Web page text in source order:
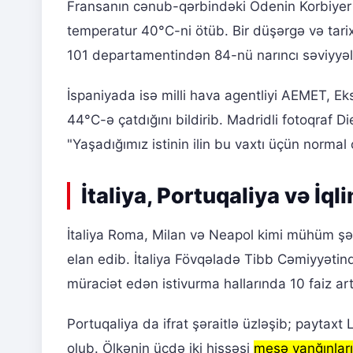
Fransanın cənub-qərbindəki Odenin
temperatur 40°C-ni ötüb. Bir düşərgə və
101 departamentindən 84-nü narıncı
İspaniyada isə milli hava agentliyi AEMET,
44°C-ə çatdığını bildirib. Madridli fotoqraf
"Yaşadığımız istinin ilin bu vaxtı üçün
İtaliya, Portuqaliya və
İtaliya Roma, Milan və Neapol kimi mühüm
elan edib. İtaliya Fövqəladə Tibb
müraciət edən istivurma hallarında 10 faiz
Portuqaliya da ifrat şəraitlə üzləşib; paytaxt
olub. Ölkənin üçdə iki hissəsi meşə yanğınları